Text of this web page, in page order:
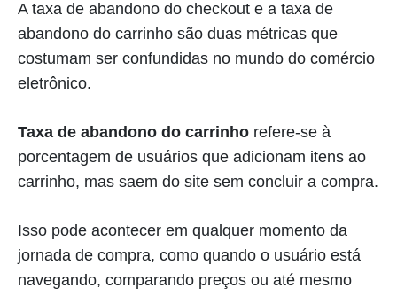
A taxa de abandono do checkout e a taxa de
abandono do carrinho são duas métricas que
costumam ser confundidas no mundo do comércio
eletrônico.
Taxa de abandono do carrinho refere-se à
porcentagem de usuários que adicionam itens ao
carrinho, mas saem do site sem concluir a compra.
Isso pode acontecer em qualquer momento da
jornada de compra, como quando o usuário está
navegando, comparando preços ou até mesmo